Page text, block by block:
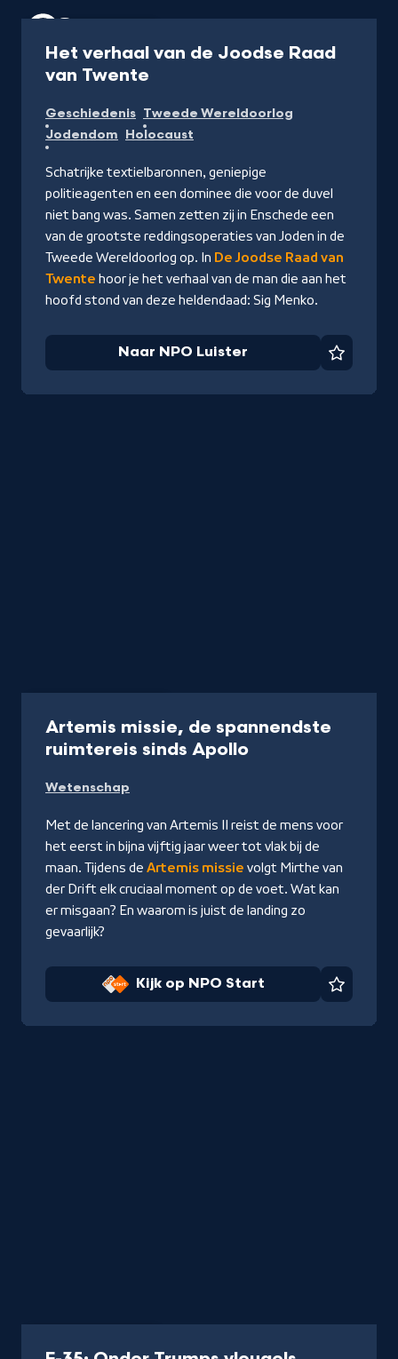
Het verhaal van de Joodse Raad
van Twente
NPO
Luister
Geschiedenis Tweede Wereldoorlog
Jodendom Holocaust
Schatrijke textielbaronnen, geniepige
politieagenten en een dominee die voor de duvel
niet bang was. Samen zetten zij in Enschede een
van de grootste reddingsoperaties van Joden in de
Tweede Wereldoorlog op. In De Joodse Raad van
Twente hoor je het verhaal van de man die aan het
hoofd stond van deze heldendaad: Sig Menko.
Naar NPO Luister
Artemis missie, de spannendste
ruimtereis sinds Apollo-
NPO
Start
Wetenschap
Met de lancering van Artemis II reist de mens voor
het eerst in bijna vijftig jaar weer tot vlak bij de
maan. Tijdens de Artemis missie volgt Mirthe van
der Drift elk cruciaal moment op de voet. Wat kan
er misgaan? En waarom is juist de landing zo
gevaarlijk?
Kijk op NPO Start